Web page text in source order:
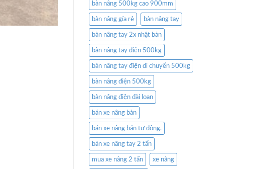
bàn nâng 500kg cao 900mm
bàn nâng gía rẻ bàn nâng tay
bàn nâng tay 2x nhật bản
bàn nâng tay điện 500kg
bàn nâng tay điện di chuyển 500kg
bàn nâng điện 500kg
bàn nâng điện đài loan
bán xe nâng bàn
bán xe nâng bán tự động.
bán xe nâng tay 2 tấn
mua xe nâng 2 tấn xe nâng